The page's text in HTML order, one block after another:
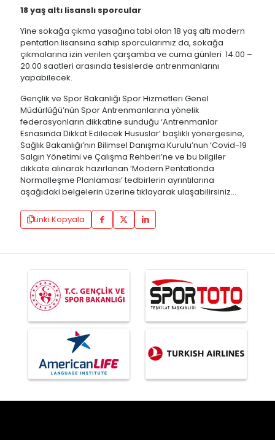
18 yaş altı lisanslı sporcular
Yine sokağa çıkma yasağına tabi olan 18 yaş altı modern
pentatlon lisansına sahip sporcularımız da, sokağa
çıkmalarına izin verilen çarşamba ve cuma günleri 14.00 –
20.00 saatleri arasında tesislerde antrenmanlarını
yapabilecek.
Gençlik ve Spor Bakanlığı Spor Hizmetleri Genel
Müdürlüğü’nün Spor Antrenmanlarına yönelik
federasyonların dikkatine sunduğu ‘Antrenmanlar
Esnasında Dikkat Edilecek Hususlar’ başlıklı yönergesine,
Sağlık Bakanlığı’nın Bilimsel Danışma Kurulu’nun ‘Covid-19
Salgın Yönetimi ve Çalışma Rehberi’ne ve bu bilgiler
dikkate alınarak hazırlanan ‘Modern Pentatlonda
Normalleşme Planlaması’ tedbirlerin ayrıntılarına
aşağıdaki belgelerin üzerine tıklayarak ulaşabilirsiniz…
Linki Kopyala